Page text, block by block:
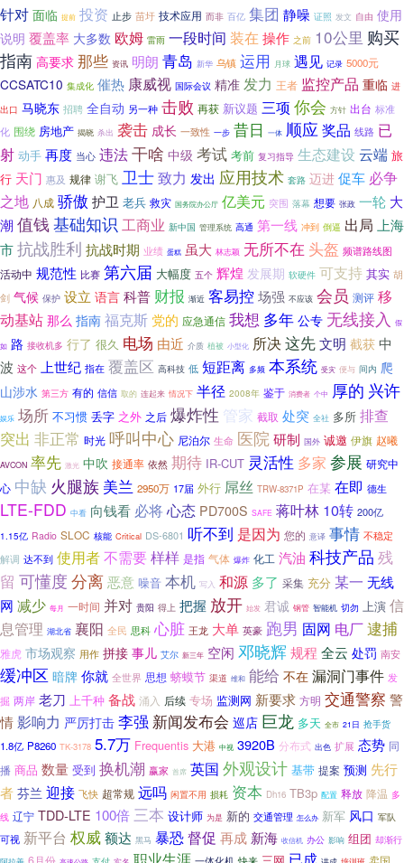
针对 面临 提前 投资 止步 苗圩 技术应用 而非 百亿 集团 静噪 证照 发文 自由 使用
说明 覆盖率 大多数 欧姆 雷雨 一段时间 装在 操作 之前 10公里 购买
指南 高要求 那些 资讯 明朗 青岛 新华 乌镇 运用 月球 遇见 记录 5000元
CCSATC10 集成化 催热 康威视 国际会议 精准 发力 王者 监控产品 重临 进
出口 马晓东 招聘 全自动 另一种 击败 再获 新议题 三项 你会 方针 出台 标准
化 围绕 房地产 揭晓 杀出 袭击 成长 一致性 一步 昔日 一体 顺应奖品 线路 已
射 动手 再度 当心 违法干啥 中级 考试 考前 复习指导 生态建设 云端 旅
行 天门 惠及 规律 谢飞 卫士致力 发出 应用技术 套路 迈进 促车 必争
之地 八成 骄傲 护卫 老兵 救灾 国务院办公厅 亿美元 突围 落幕 想要 张政 一轮 大
潮 值钱基础知识 工商业 新中国 管理系统 高通 第一线 冲到 倒逼 出局 上海
市抗战胜利 抗战时期 业绩 蛋糕 虽大 林志颖 无所不在 头盔 频谱路线图
活动中 规范性 比赛 第六届 大幅度 五个 辉煌 发展期 软硬件 可支持 其实 胡
剑 气候 保护 设立 语言 科普 财报 渐近 客易控场强 不应该 会员 测评 移
动基站 那么 指南 福克斯 党的 应急通信 我想 多年 公专 无线接入 假
如 路 接收机多 行了 很久 电场 由近 介质 植被 小型化 所决这先文明 截获 中
波 这个 上世纪 指在 覆盖区 高科技 低 短距离 多频 本系统 受灾 便与 间内 爬
山涉水 第三方 有的 信信 取的 连起来 情况下 半径 2008年 鉴于 消费者 个中 厚的 兴许
娱乐 场所 不习惯 丢字 之外 之后 爆炸性 管家 截取 处突 全社 多所 排查
突出 非正常 时光 呼叫中心 尼泊尔 生命 医院研制 国外 诚邀 伊旗 赵曦
AVCON 率先 激光 中吹 接通率 依然 期待 IR-CUT 灵活性 多家 参展 研究中
心 中缺 火腿族 美兰 2950万 17届 外行 屌丝 TRW-8371P 在某 在即 德生
LTE-FDD 中看 向钱看 必将心态 PD700S SAFE 蒋叶林 10转 200亿
1.15亿 Radio SLOC 核能 Critical DS-6801 听不到 是因为 您的 意译 事情 不稳定
解调 达不到 使用者不需要样样 是指 气体 爆炸 化工 汽油 科技产品 残
留 可懂度 分离恶意 噪音 本机 写入 和源 多了 采集 充分 某一 无线
网 减少 每月 一时间 并对 贵阳 得上 把握 放开 始发 君诚 钢管 智能机 切勿 上演 信
息管理 湖北省 襄阳 全民 思科 心脏 王龙 大单 英豪 跑男 固网 电厂逮捕
雅虎 市场观察 用作 拼接 事儿 艾尔 新三年 空闲 邓晓辉 规程 全云 处罚 南安
缓冲区 暗牌 你就 全世界 思想 蛴蟆节 渠道 维和 能给 不在 漏洞门事件 发
掘 两岸 老刀 上千种 备战 涌入 后续 专场 监测网 新要求 方明 交通警察 警
情影响力 严厉打击 李强 新闻发布会 巡店 巨龙 多天 全市 21日 抢手货
1.8亿 P8260 TK-3178 5.7万 Frequentis 大港 中视 3920B 分布式 出色 扩展 态势 同
播 商品 数量 受到 换机潮 赢家 首席 英国 外观设计 基带 提案 预测 先行
者 芬兰 迎接 飞快 超常规 远吗 闲置不用 损耗 资本 Dh16 TB3p 配置 释放 降温 多
线 辽宁 TDD-LTE 100倍 三本 设计师 为是 新的 交通管理 怎么办 新军 风口 军队
可视 新平台 权威额达 黑马 暴恐督促 再成 新海 收信机 办公 影响 组团 却渐行
职业生涯 已成